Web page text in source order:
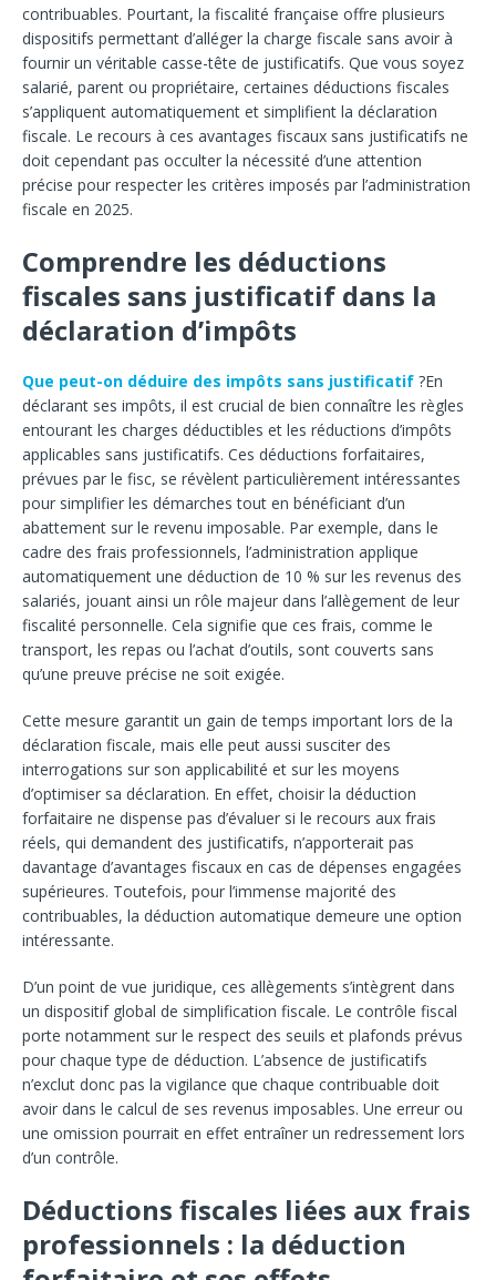
contribuables. Pourtant, la fiscalité française offre plusieurs
dispositifs permettant d’alléger la charge fiscale sans avoir à
fournir un véritable casse-tête de justificatifs. Que vous soyez
salarié, parent ou propriétaire, certaines déductions fiscales
s’appliquent automatiquement et simplifient la déclaration
fiscale. Le recours à ces avantages fiscaux sans justificatifs ne
doit cependant pas occulter la nécessité d’une attention
précise pour respecter les critères imposés par l’administration
fiscale en 2025.
Comprendre les déductions
fiscales sans justificatif dans la
déclaration d’impôts
Que peut-on déduire des impôts sans justificatif ?En
déclarant ses impôts, il est crucial de bien connaître les règles
entourant les charges déductibles et les réductions d’impôts
applicables sans justificatifs. Ces déductions forfaitaires,
prévues par le fisc, se révèlent particulièrement intéressantes
pour simplifier les démarches tout en bénéficiant d’un
abattement sur le revenu imposable. Par exemple, dans le
cadre des frais professionnels, l’administration applique
automatiquement une déduction de 10 % sur les revenus des
salariés, jouant ainsi un rôle majeur dans l’allègement de leur
fiscalité personnelle. Cela signifie que ces frais, comme le
transport, les repas ou l’achat d’outils, sont couverts sans
qu’une preuve précise ne soit exigée.
Cette mesure garantit un gain de temps important lors de la
déclaration fiscale, mais elle peut aussi susciter des
interrogations sur son applicabilité et sur les moyens
d’optimiser sa déclaration. En effet, choisir la déduction
forfaitaire ne dispense pas d’évaluer si le recours aux frais
réels, qui demandent des justificatifs, n’apporterait pas
davantage d’avantages fiscaux en cas de dépenses engagées
supérieures. Toutefois, pour l’immense majorité des
contribuables, la déduction automatique demeure une option
intéressante.
D’un point de vue juridique, ces allègements s’intègrent dans
un dispositif global de simplification fiscale. Le contrôle fiscal
porte notamment sur le respect des seuils et plafonds prévus
pour chaque type de déduction. L’absence de justificatifs
n’exclut donc pas la vigilance que chaque contribuable doit
avoir dans le calcul de ses revenus imposables. Une erreur ou
une omission pourrait en effet entraîner un redressement lors
d’un contrôle.
Déductions fiscales liées aux frais
professionnels : la déduction